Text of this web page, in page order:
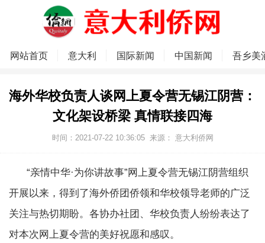
网站首页 意大利 国际新闻 中国新闻 吾乡美
海外华校负责人谈网上夏令营无锡江阴营：
文化架设桥梁 真情联接四海
时间：2021-07-22 10:36:05 来源： 意大利侨网
“亲情中华·为你讲故事”网上夏令营无锡江阴营组织
开展以来，得到了海外侨团侨领和华校领导老师的广泛
关注与热切期盼。各协办社团、华校负责人纷纷表达了
对本次网上夏令营的美好祝愿和感叹。